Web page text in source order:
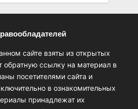
сайте взяты из открытых
ссылку на материал в
посетителями сайта и
в ознакомительных
принадлежат их